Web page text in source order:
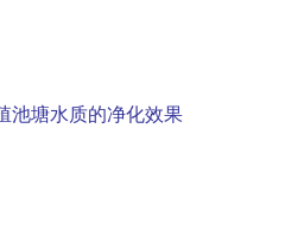
池塘水质的净化效果